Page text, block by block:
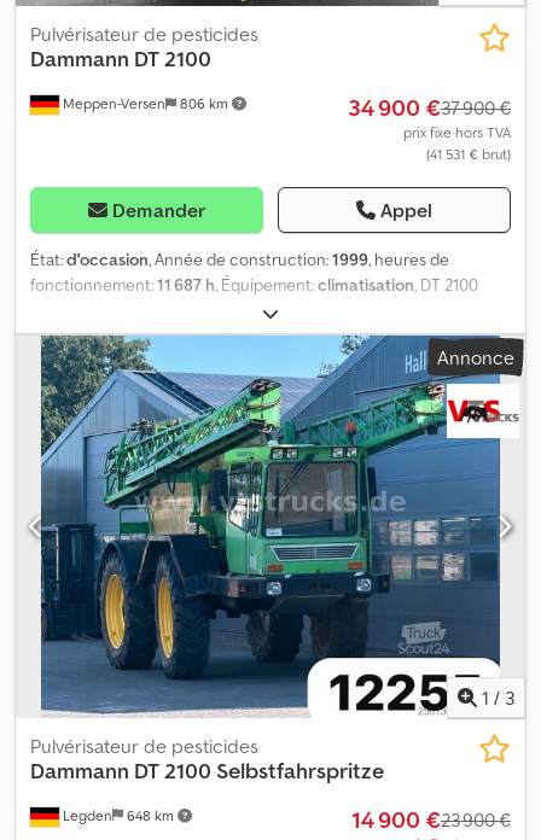
Meppen-Versen 806 km
Pulvérisateur de pesticides
Dammann DT 2100
34 900 €37 900 €
prix fixe hors TVA
(41 531 € brut)
Demander Appel
État:d'occasion, Année de construction:1999, heures de
fonctionnement:11 687 h, Équipement:climatisation, DT 2100
0010 Gebr Dammann automoteur 0020 entièrement remis à neuf
à l’hiver 2024 0030 Moteur et boîte de vitesses révisés 0040
Climatisation, GPS Müller, coupure de sections, porte-buses
triples 0050 10 largeurs de section 0060 Buses commutables à 27,
24, 21 & 15 m 0070 Repliage à 27 et 21 m 0080 Pneus 340/85R48
avec crampons de 2,8 cm 0090 Voie : 2,25 m Dkjdpfx Acex R Ixcsnjr
Annonce
1 / 3
Legden 648 km
Pulvérisateur de pesticides
Dammann DT 2100 Selbstfahrspritze
14 900 €23 900 €